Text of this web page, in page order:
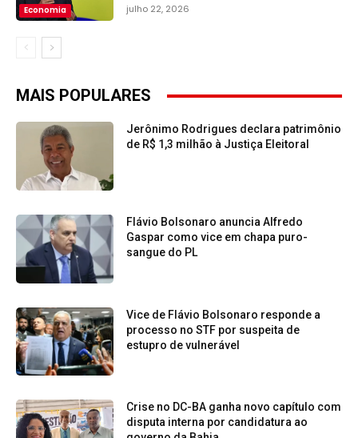
Economia julho 22, 2026
MAIS POPULARES
Jerônimo Rodrigues declara patrimônio
de R$ 1,3 milhão à Justiça Eleitoral
Flávio Bolsonaro anuncia Alfredo
Gaspar como vice em chapa puro-
sangue do PL
Vice de Flávio Bolsonaro responde a
processo no STF por suspeita de
estupro de vulnerável
Crise no DC-BA ganha novo capítulo com
disputa interna por candidatura ao